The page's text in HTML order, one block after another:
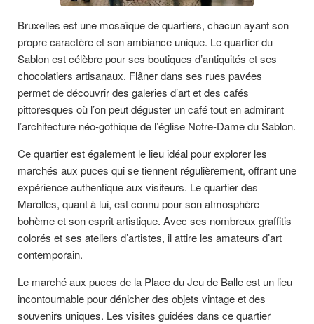
Bruxelles est une mosaïque de quartiers, chacun ayant son
propre caractère et son ambiance unique. Le quartier du
Sablon est célèbre pour ses boutiques d’antiquités et ses
chocolatiers artisanaux. Flâner dans ses rues pavées
permet de découvrir des galeries d’art et des cafés
pittoresques où l’on peut déguster un café tout en admirant
l’architecture néo-gothique de l’église Notre-Dame du Sablon.
Ce quartier est également le lieu idéal pour explorer les
marchés aux puces qui se tiennent régulièrement, offrant une
expérience authentique aux visiteurs. Le quartier des
Marolles, quant à lui, est connu pour son atmosphère
bohème et son esprit artistique. Avec ses nombreux graffitis
colorés et ses ateliers d’artistes, il attire les amateurs d’art
contemporain.
Le marché aux puces de la Place du Jeu de Balle est un lieu
incontournable pour dénicher des objets vintage et des
souvenirs uniques. Les visites guidées dans ce quartier